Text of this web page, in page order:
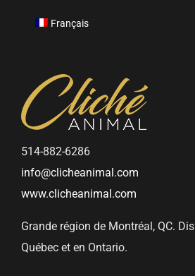
Français
514-882-6286
info@clicheanimal.com
www.clicheanimal.com
Grande région de Montréal, QC.
Québec et en Ontario.